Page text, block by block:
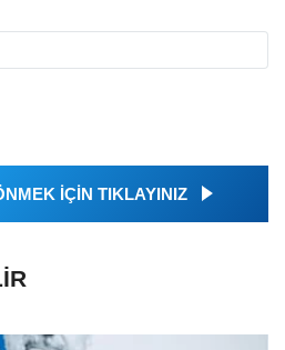
İÇİN TIKLAYINIZ